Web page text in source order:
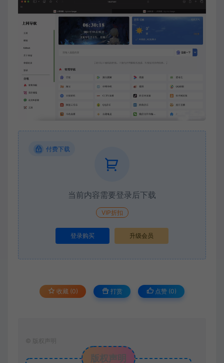
付费下载
当前内容需要登录后下载
VIP折扣
登录购买 升级会员
收藏 (0) 打赏 点赞 (0)
© 版权声明
版权声明